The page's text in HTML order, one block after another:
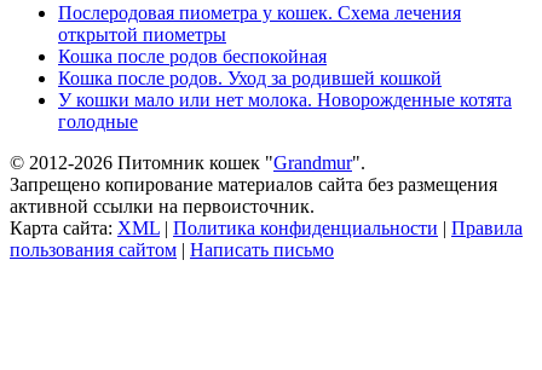
Послеродовая пиометра у кошек. Схема лечения
открытой пиометры
Кошка после родов беспокойная
Кошка после родов. Уход за родившей кошкой
У кошки мало или нет молока. Новорожденные котята
голодные
© 2012-2026 Питомник кошек "Grandmur".
Запрещено копирование материалов сайта без размещения
активной ссылки на первоисточник.
Карта сайта: XML | Политика конфиденциальности | Правила
пользования сайтом | Написать письмо